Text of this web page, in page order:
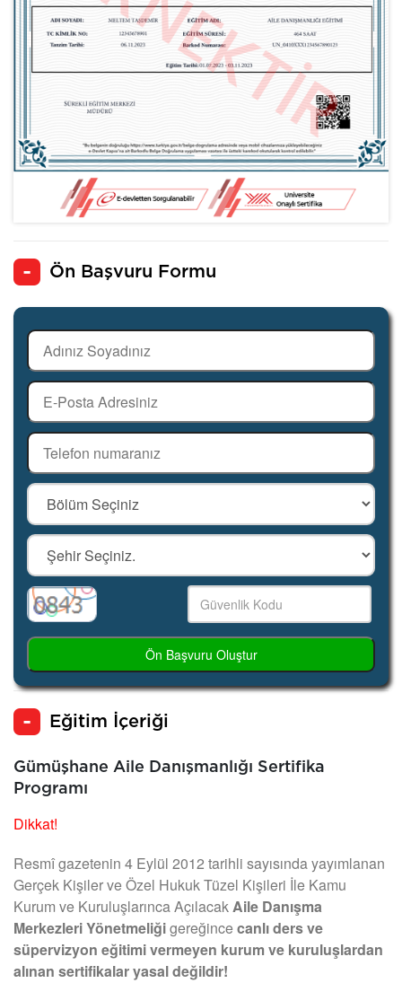
Ön Başvuru Formu
Ön Başvuru Oluştur
Eğitim İçeriği
Gümüşhane Aile Danışmanlığı Sertifika
Programı
Dikkat!
Resmî gazetenin 4 Eylül 2012 tarihli sayısında yayımlanan
Gerçek Kişiler ve Özel Hukuk Tüzel Kişileri İle Kamu
Kurum ve Kuruluşlarınca AçılacakAile Danışma
Merkezleri Yönetmeliğigereğincecanlı ders ve
süpervizyon eğitimi vermeyen kurum ve kuruluşlardan
alınan sertifikalar yasal değildir!